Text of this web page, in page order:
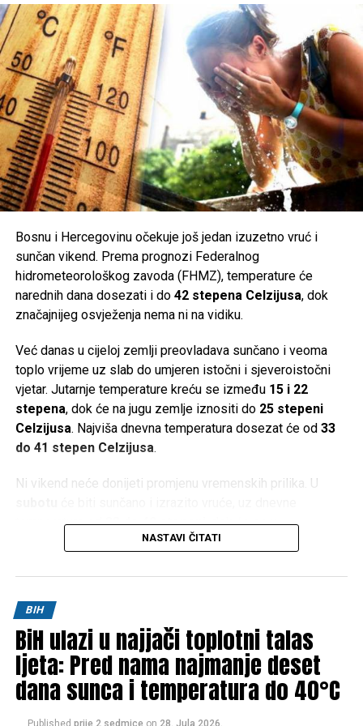
za sva vremena prekrije i uništi sve brloge nastambe
zla koje vreba. Neka nam Srebrenica bude pouka da
se slabima milost ne ukazuje i zakletva da nam se
više niakda ne dogodi i da nećemo dopustiti da nam se
zlo ponovi”, zaključio je reis Kavazović u hutbi.
Share Post
Share
Tweet Share
Mail
POVEZANE TEME:
GENOCID U SREBRENICI
KOLEKTIVNA DŽENAZA
REIS KAVAZOVIĆ
UP NEXT
Zaboravljeno ubistvo šesnaestogodišnje Melihe Durić:
Ubijena 2001. nakon povratka iz Potočara
DON'T MISS
Klanjana dženaza za još sedam žrtava genocida u
Srebrenici
Bosnu i Hercegovinu očekuje još jedan izuzetno vruć i
sunčan vikend. Prema prognozi Federalnog
hidrometeorološkog zavoda (FHMZ), temperature će
narednih dana dosezati i do 42 stepena Celzijusa, dok
značajnijeg osvježenja nema ni na vidiku.
Već danas u cijeloj zemlji preovladava sunčano i veoma
toplo vrijeme uz slab do umjeren istočni i sjeveroistočni
vjetar. Jutarnje temperature kreću se između 15 i 22
stepena, dok će na jugu zemlje iznositi do 25 stepeni
Celzijusa. Najviša dnevna temperatura dosezat će od 33
do 41 stepen Celzijusa.
Ni vikend neće donijeti promjenu vremenskih prilika. U
temperature od33 do 40 stepeni, dok će se u
Hercegovini živa u termometru penjati i do
temperature u većem dijelu zemlje iznositi između
stepeni , a na jugu ponovo do 42 stepena Celzijusa.
Prema trenutnim prognozama, ni početak naredne sedmice
neće donijeti olakšanje. Nastavit će se sunčano i vrlo toplo
NASTAVI ČITATI
BIH
BiH ulazi u najjači toplotni talas
ljeta: Pred nama najmanje deset
dana sunca i temperatura do 40°C
Published prije 2 sedmice on 28. Jula 2026.